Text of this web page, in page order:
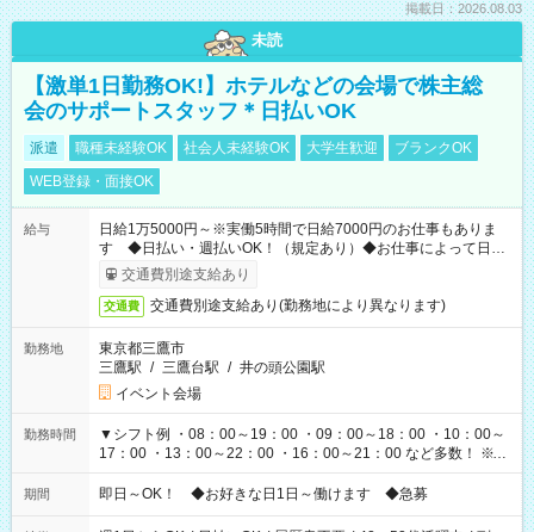
掲載日：2026.08.03
未読
【激単1日勤務OK!】ホテルなどの会場で株主総
会のサポートスタッフ＊日払いOK
派遣 職種未経験OK 社会人未経験OK 大学生歓迎
ブランクOK
WEB登録・面接OK
給与
日給1万5000円～※実働5時間で日給7000円のお仕事もありま
す ◆日払い・週払いOK！（規定あり）◆お仕事によって日給
も異なります
交通費別途支給あり
交通費 交通費別途支給あり(勤務地により異なります)
勤務地
東京都三鷹市
三鷹駅 / 三鷹台駅 / 井の頭公園駅
イベント会場
勤務時間
▼シフト例 ・08：00～19：00 ・09：00～18：00 ・10：00～
17：00 ・13：00～22：00 ・16：00～21：00 など多数！ ※お
仕事により勤務時間が異なります
期間 即日～OK！ ◆お好きな日1日～働けます ◆急募